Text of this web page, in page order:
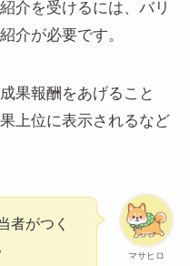
介を受けるには、バリ
介が必要です。
果報酬をあげること
上位に表示されるなど
マサヒロ
者がつく